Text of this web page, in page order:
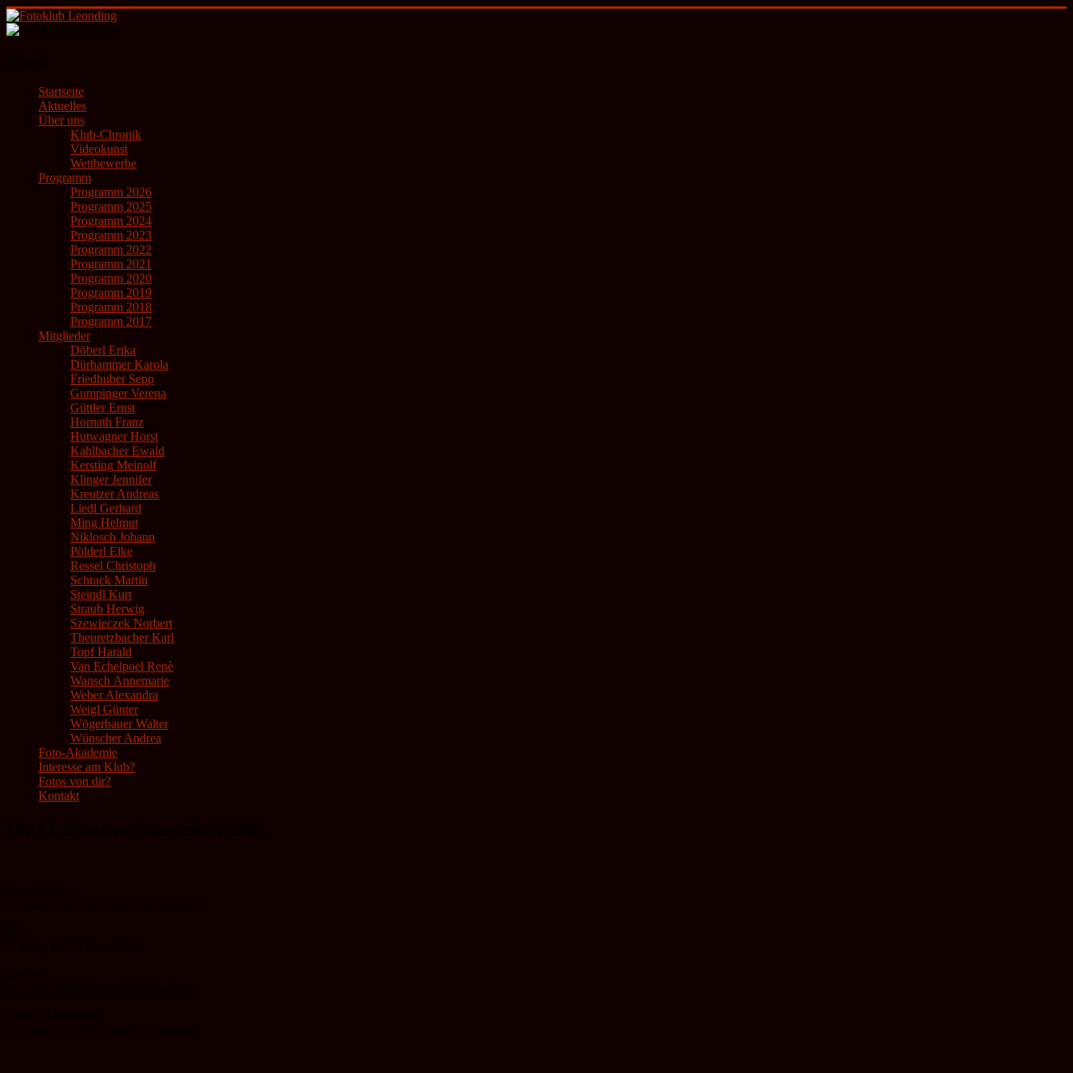
Zum
Inhalt
künstlerische
Fotografie
Startseite
Aktuelles
Über uns
Klub-Chronik
Videokunst
Wettbewerbe
Programm
Programm 2026
Programm 2025
Programm 2024
Programm 2023
Programm 2022
Programm 2021
Programm 2020
Programm 2019
Programm 2018
Programm 2017
Mitglieder
Döberl Erika
Dürhammer Karola
Friedhuber Sepp
Gumpinger Verena
Güttler Ernst
Hornath Franz
Hutwagner Horst
Kahlbacher Ewald
Kersting Meinolf
Klinger Jennifer
Kreutzer Andreas
Liedl Gerhard
Ming Helmut
Niklosch Johann
Pölderl Elke
Ressel Christoph
Schrack Martin
Steindl Kurt
Straub Herwig
Szewieczek Norbert
Theuretzbacher Karl
Topf Harald
Van Echelpoel Renè
Wansch Annemarie
Weber Alexandra
Weigl Günter
Wögerbauer Walter
Wünscher Andrea
Foto-Akademie
Interesse am Klub?
Fotos von dir?
Kontakt